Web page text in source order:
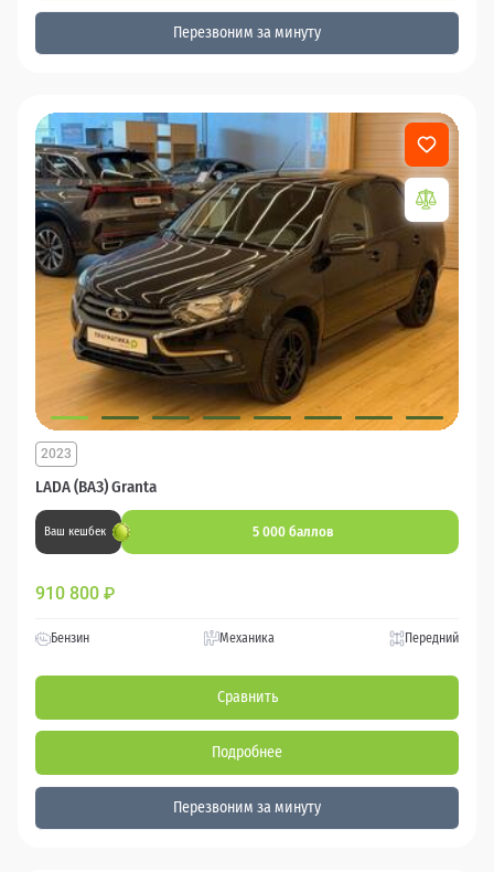
Перезвоним за минуту
LADA (ВАЗ) Granta
2023
Ваш кешбек 5 000 баллов
910 800 ₽
Бензин Механика Передний
Сравнить
Подробнее
Перезвоним за минуту